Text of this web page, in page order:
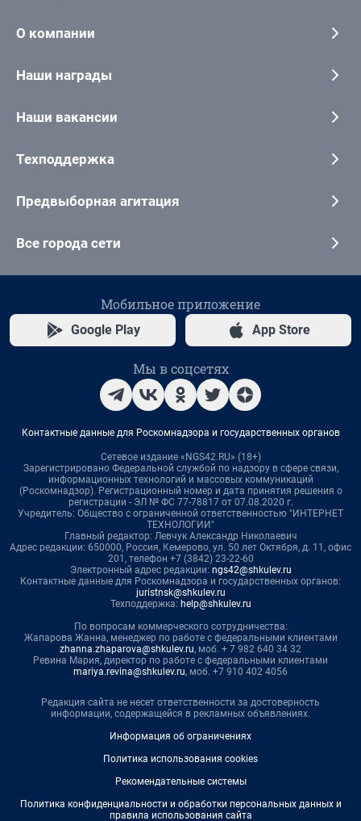
О компании
Наши награды
Наши вакансии
Техподдержка
Предвыборная агитация
Все города сети
Мобильное приложение
Google Play App Store
Мы в соцсетях
Контактные данные для Роскомнадзора и государственных органов
Сетевое издание «NGS42.RU» (18+)
Зарегистрировано Федеральной службой по надзору в сфере связи,
информационных технологий и массовых коммуникаций
(Роскомнадзор). Регистрационный номер и дата принятия решения о
регистрации - ЭЛ № ФС 77-78817 от 07.08.2020 г.
Учредитель: Общество с ограниченной ответственностью "ИНТЕРНЕТ
ТЕХНОЛОГИИ"
Главный редактор: Левчук Александр Николаевич
Адрес редакции: 650000, Россия, Кемерово, ул. 50 лет Октября, д. 11, офис
201, телефон +7 (3842) 23-22-60
Электронный адрес редакции: ngs42@shkulev.ru
Контактные данные для Роскомнадзора и государственных органов:
juristnsk@shkulev.ru
Техподдержка: help@shkulev.ru
По вопросам коммерческого сотрудничества:
Жапарова Жанна, менеджер по работе с федеральными клиентами
zhanna.zhaparova@shkulev.ru, моб. + 7 982 640 34 32
Ревина Мария, директор по работе с федеральными клиентами
mariya.revina@shkulev.ru, моб. +7 910 402 4056
Редакция сайта не несет ответственности за достоверность
информации, содержащейся в рекламных объявлениях.
Информация об ограничениях
Политика использования cookies
Рекомендательные системы
Политика конфиденциальности и обработки персональных данных и
правила использования сайта